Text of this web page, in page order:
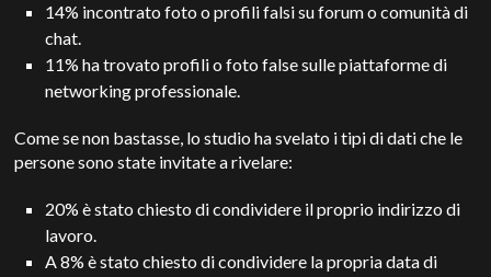
14% incontrato foto o profili falsi su forum o comunità di
chat.
11% ha trovato profili o foto false sulle piattaforme di
networking professionale.
Come se non bastasse, lo studio ha svelato i tipi di dati che le
persone sono state invitate a rivelare:
20% è stato chiesto di condividere il proprio indirizzo di
lavoro.
A 8% è stato chiesto di condividere la propria data di